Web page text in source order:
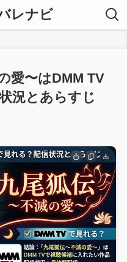
レナビ
愛〜はDMM TV
況とあらすじ